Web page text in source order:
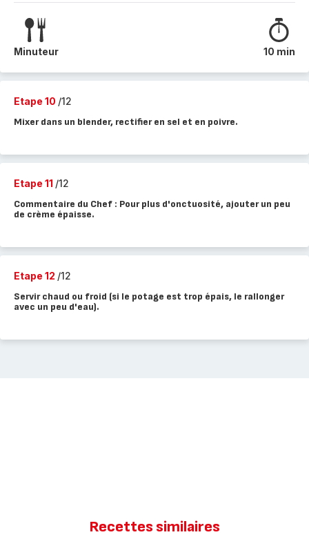
Minuteur 10 min
Etape 10 /12
Mixer dans un blender, rectifier en sel et en poivre.
Etape 11 /12
Commentaire du Chef : Pour plus d'onctuosité, ajouter un peu
de crème épaisse.
Etape 12 /12
Servir chaud ou froid (si le potage est trop épais, le rallonger
avec un peu d'eau).
Recettes similaires